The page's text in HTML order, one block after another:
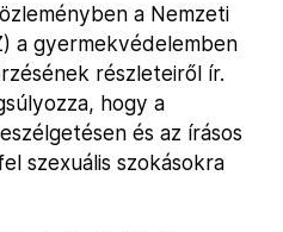
a Nemzeti
a gyermekvédelemben
részleteiről ír.
hogy a
és az írásos
szexuális szokásokra